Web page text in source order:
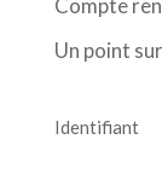
Compte
Un point
Identifiant